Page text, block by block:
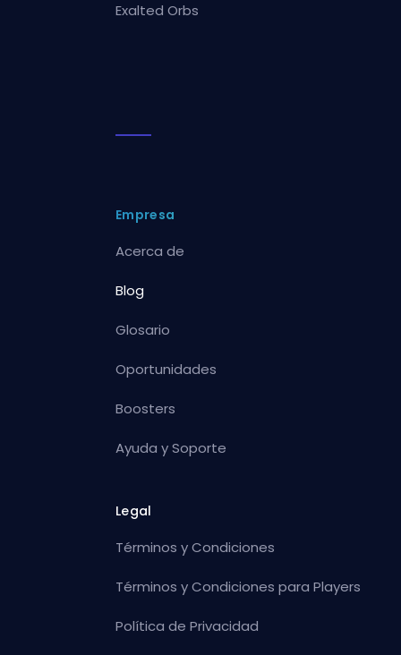
Exalted Orbs
Empresa
Acerca de
Blog
Glosario
Oportunidades
Boosters
Ayuda y Soporte
Legal
Términos y Condiciones
Términos y Condiciones para Players
Política de Privacidad